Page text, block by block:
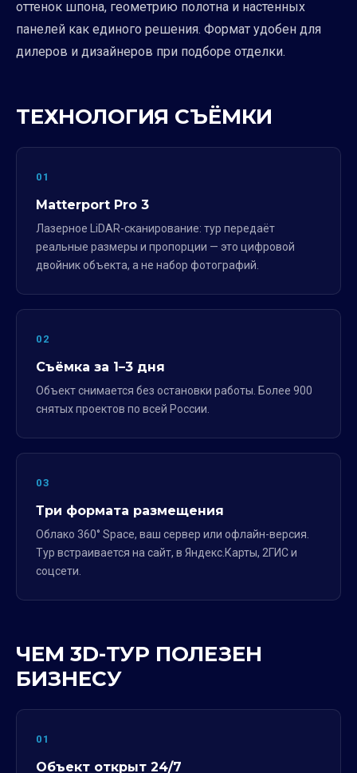
оттенок шпона, геометрию полотна и настенных
панелей как единого решения. Формат удобен для
дилеров и дизайнеров при подборе отделки.
ТЕХНОЛОГИЯ СЪЁМКИ
01
Matterport Pro 3
Лазерное LiDAR-сканирование: тур передаёт
реальные размеры и пропорции — это цифровой
двойник объекта, а не набор фотографий.
02
Съёмка за 1–3 дня
Объект снимается без остановки работы. Более 900
снятых проектов по всей России.
03
Три формата размещения
Облако 360° Space, ваш сервер или офлайн-версия.
Тур встраивается на сайт, в Яндекс.Карты, 2ГИС и
соцсети.
ЧЕМ 3D-ТУР ПОЛЕЗЕН
БИЗНЕСУ
01
Объект открыт 24/7